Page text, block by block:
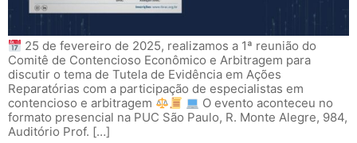
25 de fevereiro de 2025, realizamos a 1ª reunião do
Comitê de Contencioso Econômico e Arbitragem para
discutir o tema de Tutela de Evidência em Ações
Reparatórias com a participação de especialistas em
contencioso e arbitragem
O evento aconteceu no
formato presencial na PUC São Paulo, R. Monte Alegre, 984,
Auditório Prof. […]